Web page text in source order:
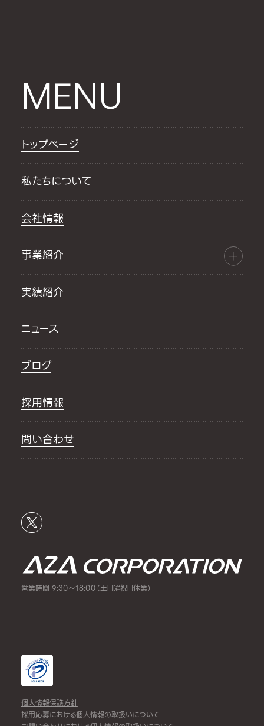
MENU
トップページ
私たちについて
会社情報
事業紹介
実績紹介
ニュース
ブログ
採用情報
問い合わせ
営業時間 9:30～18:00（土日曜祝日休業）
個人情報保護方針
採用応募における個人情報の取扱いについて